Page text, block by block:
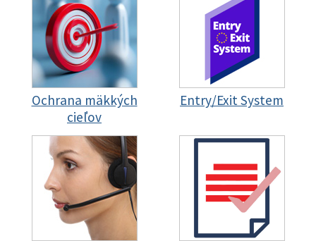
Ochrana mäkkých
cieľov
Entry/Exit System